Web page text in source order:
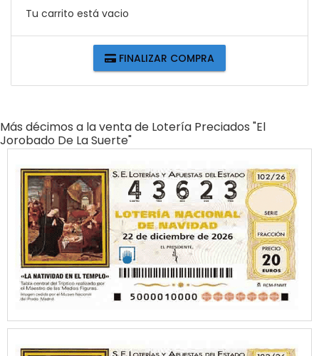
Tu carrito está vacio
FINALIZAR COMPRA
Más décimos a la venta de Lotería Preciados "el
Jorobado De La Suerte"